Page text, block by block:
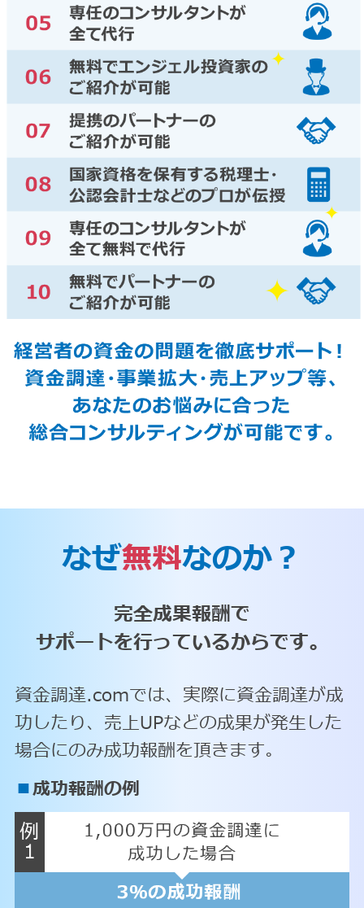
なぜ無料なのか？
完全成果報酬で
サポートを行っているからです。
資金調達.comでは、実際に資金調達が成
功したり、売上UPなどの成果が発生した
場合にのみ成功報酬を頂きます。
■成功報酬の例